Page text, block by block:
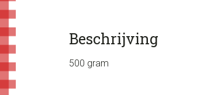
Beschrijving
500 gram